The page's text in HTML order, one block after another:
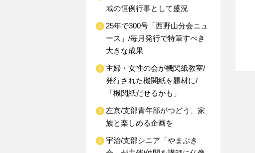
域の恒例行事として盛況
25年で300号「西野山分会ニュ
ース」/毎月発行で特筆すべき
大きな成果
主婦・女性の会が機関紙教室/
発行された機関紙を題材に/
「機関紙だせるかも」
左京/支部青年部がつどう、家
族と楽しめる企画を
宇治/支部シニア「やまぶき